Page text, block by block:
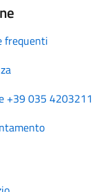
frequenti
+39 035 4203211